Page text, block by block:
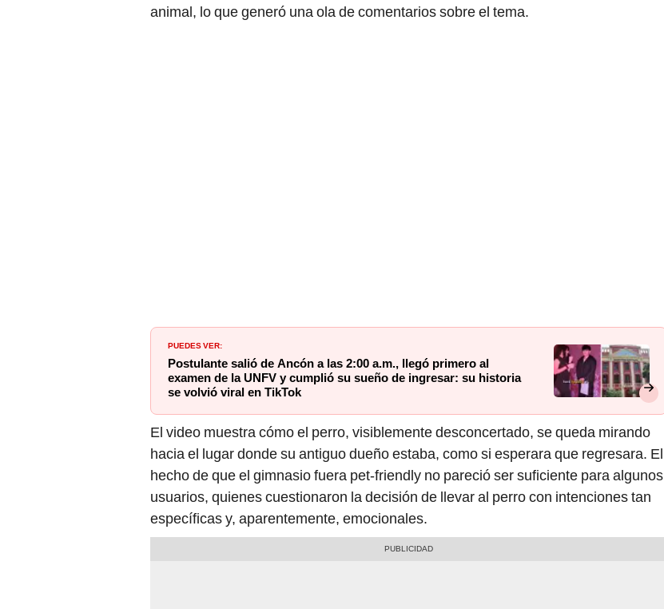
animal, lo que generó una ola de comentarios sobre el tema.
PUEDES VER:
Postulante salió de Ancón a las 2:00 a.m., llegó primero al
examen de la UNFV y cumplió su sueño de ingresar: su historia
se volvió viral en TikTok
El video muestra cómo el perro, visiblemente desconcertado, se queda mirando
hacia el lugar donde su antiguo dueño estaba, como si esperara que regresara. El
hecho de que el gimnasio fuera pet-friendly no pareció ser suficiente para algunos
usuarios, quienes cuestionaron la decisión de llevar al perro con intenciones tan
específicas y, aparentemente, emocionales.